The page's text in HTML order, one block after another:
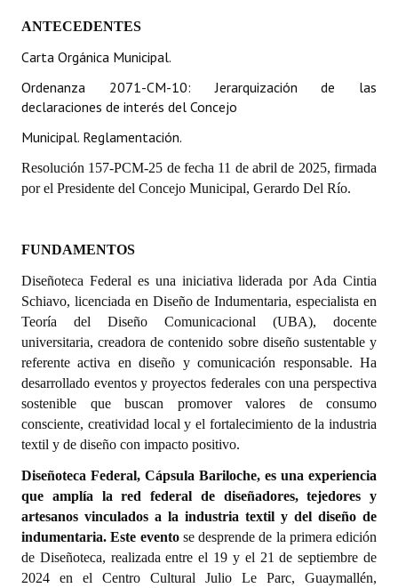
Reglamento Interno
Digesto
Organigrama
Proyectos Presentados
Dictámenes Asesoría Letrada
Informes de Unidad Coordinadora
Ejecución Presupuestaria
Actas de Audiencias Públicas
NORMATIVA
Comunicaciones
ANTECEDENTES
Carta Orgánica Municipal.
Ordenanza 2071-CM-10: Jerarquización de las
declaraciones de interés del Concejo
Municipal. Reglamentación.
Resolución 157-PCM-25 de fecha 11 de abril de 2025, firmada
por el Presidente del Concejo Municipal, Gerardo Del Río.
FUNDAMENTOS
Diseñoteca Federal es una iniciativa liderada por Ada Cintia
Schiavo, licenciada en Diseño de Indumentaria, especialista en
Teoría del Diseño Comunicacional (UBA), docente
universitaria, creadora de contenido sobre diseño sustentable y
referente activa en diseño y comunicación responsable. Ha
desarrollado eventos y proyectos federales con una perspectiva
sostenible que buscan promover valores de consumo
consciente, creatividad local y el fortalecimiento de la industria
textil y de diseño con impacto positivo.
Diseñoteca Federal, Cápsula Bariloche, es una experiencia
que amplía la red federal de diseñadores, tejedores y
artesanos vinculados a la industria textil y del diseño de
indumentaria. Este eventose desprende de la primera edición
de Diseñoteca, realizada entre el 19 y el 21 de septiembre de
2024 en el Centro Cultural Julio Le Parc, Guaymallén,